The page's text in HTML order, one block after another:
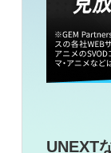
UNEXT